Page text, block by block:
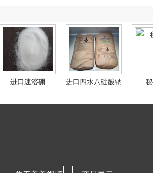
进口速溶硼 进口四水八硼酸钠